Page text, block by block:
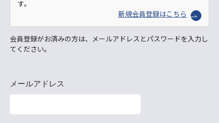
す。
新規会員登録はこちら
会員登録がお済みの方は、メールアドレスとパスワードを入力し
てください。
メールアドレス